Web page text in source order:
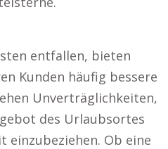
entfallen, bieten
Kunden häufig bessere
Unverträglichkeiten,
des Urlaubsortes
einzubeziehen. Ob eine